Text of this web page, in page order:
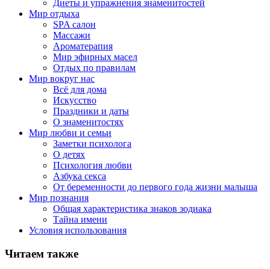
Диеты и упражнения знаменитостей
Мир отдыха
SPA салон
Массажи
Ароматерапия
Мир эфирных масел
Отдых по правилам
Мир вокруг нас
Всё для дома
Искусство
Праздники и даты
О знаменитостях
Мир любви и семьи
Заметки психолога
О детях
Психология любви
Азбука секса
От беременности до первого года жизни малыша
Мир познания
Общая характеристика знаков зодиака
Тайна имени
Условия использования
Читаем также